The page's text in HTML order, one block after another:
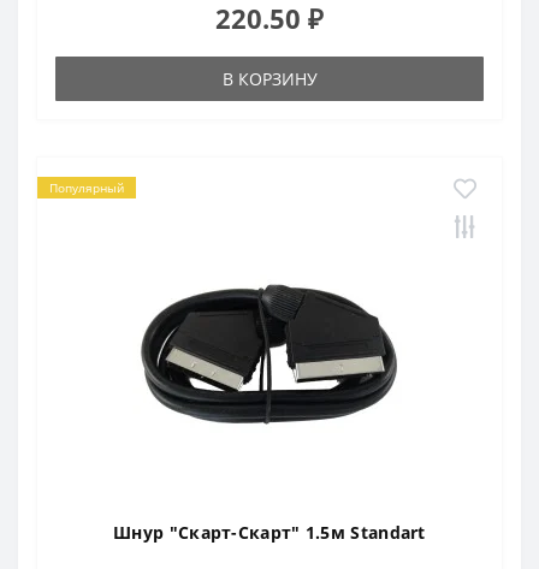
220.50 ₽
В КОРЗИНУ
Популярный
Шнур "Скарт-Скарт" 1.5м Standart